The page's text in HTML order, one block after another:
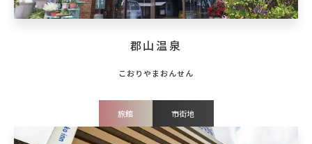
郡山温泉
旅館 市街地